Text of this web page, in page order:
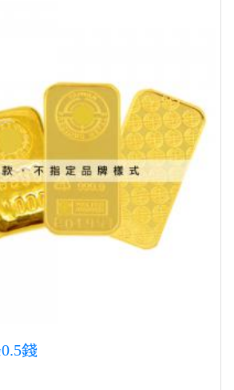
錢